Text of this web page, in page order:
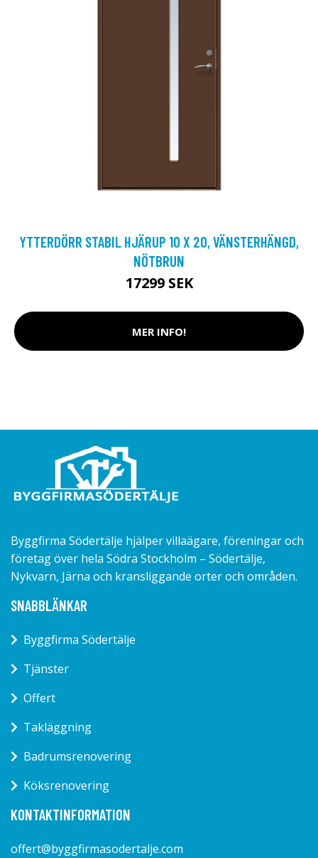
YTTERDÖRR STABIL HJÄRUP 10 X 20, VÄNSTERHÄNGD,
NÖTBRUN
17299 SEK
MER INFO!
Byggfirma Södertälje hjälper villaägare, föreningar och
företag över hela Södra Stockholm – Södertälje,
Nykvarn, Järna och kransliggande orter och områden.
SNABBLÄNKAR
Byggfirma Södertälje
Tjänster
Offert
Takläggning
Badrumsrenovering
Köksrenovering
KONTAKTINFORMATION
offert@byggfirmasodertalje.com